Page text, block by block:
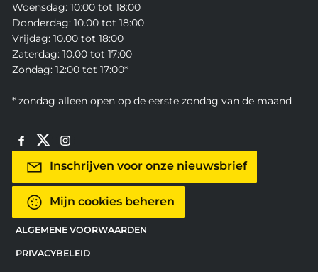
Woensdag: 10:00 tot 18:00
Donderdag: 10.00 tot 18:00
Vrijdag: 10.00 tot 18:00
Zaterdag: 10.00 tot 17:00
Zondag: 12:00 tot 17:00*
* zondag alleen open op de eerste zondag van de maand
Inschrijven voor onze nieuwsbrief
Mijn cookies beheren
ALGEMENE VOORWAARDEN
PRIVACYBELEID